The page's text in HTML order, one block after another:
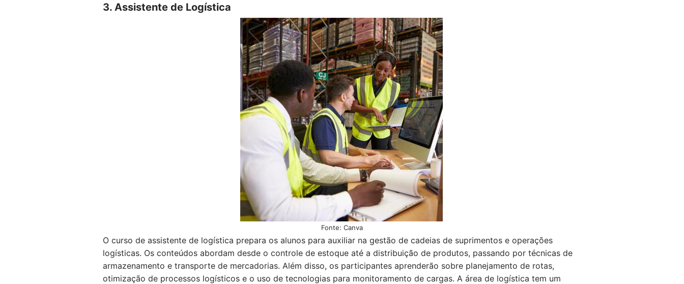
3. Assistente de Logística
Fonte: Canva
O curso de assistente de logística prepara os alunos para auxiliar na gestão de cadeias de suprimentos e operações
logísticas. Os conteúdos abordam desde o controle de estoque até a distribuição de produtos, passando por técnicas de
armazenamento e transporte de mercadorias. Além disso, os participantes aprenderão sobre planejamento de rotas,
otimização de processos logísticos e o uso de tecnologias para monitoramento de cargas. A área de logística tem um